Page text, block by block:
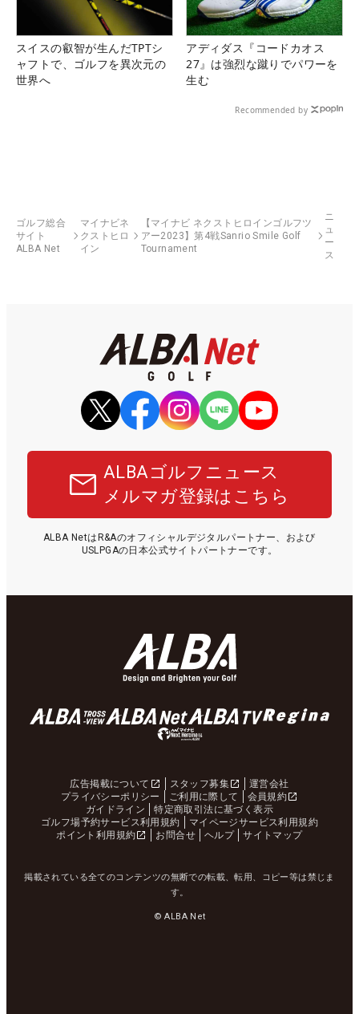
スイスの叡智が生んだTPTシ
ャフトで、ゴルフを異次元の
世界へ
アディダス『コードカオス
27』は強烈な蹴りでパワーを
生む
Recommended by
ゴルフ総合
サイト
ALBA Net
マイナビネ
クストヒロ
イン
【マイナビ ネクストヒロインゴルフツ
アー2023】第4戦Sanrio Smile Golf
Tournament
ニ
ュ
ー
ス
ALBAゴルフニュース
メルマガ登録はこちら
ALBA NetはR&Aのオフィシャルデジタルパートナー、および
USLPGAの日本公式サイトパートナーです。
広告掲載について スタッフ募集
運営会社
プライバシーポリシー
ご利用に際して
会員規約
ガイドライン
特定商取引法に基づく表示
ゴルフ場予約サービス利用規約
マイページサービス利用規約
ポイント利用規約
お問合せ ヘルプ サイトマップ
掲載されている全てのコンテンツの無断での転載、転用、コピー等は禁じま
す。
© ALBA Net